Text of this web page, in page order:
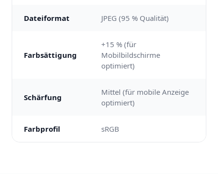
Dateiformat JPEG (95 % Qualität)
Farbsättigung
+15 % (für
Mobilbildschirme
optimiert)
Schärfung
Mittel (für mobile Anzeige
optimiert)
Farbprofil sRGB